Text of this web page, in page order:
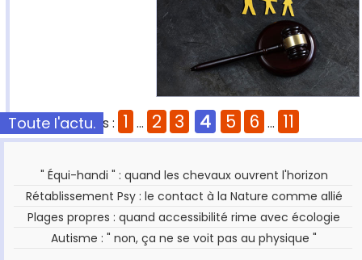
Pages : 1 ... 2 3 4 5 6 ... 11
Toute l'actu.
" Équi-handi " : quand les chevaux ouvrent l'horizon
Rétablissement Psy : le contact à la Nature comme allié
Plages propres : quand accessibilité rime avec écologie
Autisme : " non, ça ne se voit pas au physique "